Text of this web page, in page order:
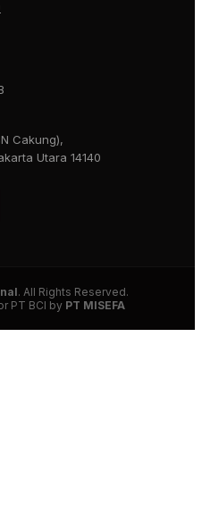
Cakung),
Utara 14140
. All Rights Reserved.
PT BCI by PT MISEFA